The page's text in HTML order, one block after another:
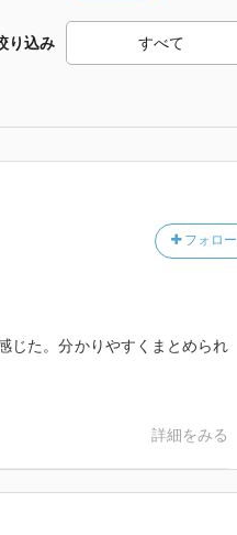
り込み
フォロー
じた。分かりやすくまとめられ
詳細をみる